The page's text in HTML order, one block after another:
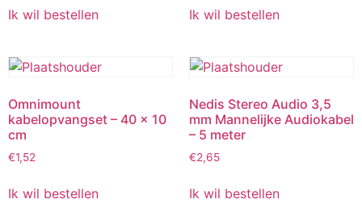
Ik wil bestellen Ik wil bestellen
Omnimount
kabelopvangset – 40 x 10
cm
€1,52
Ik wil bestellen
Nedis Stereo Audio 3,5
mm Mannelijke Audiokabel
– 5 meter
€2,65
Ik wil bestellen